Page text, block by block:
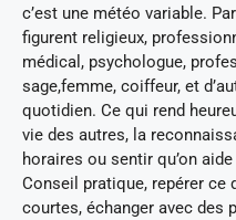
c’est une météo variable.
figurent religieux,
médical, psychologue,
sage,femme, coiffeur, et
quotidien. Ce qui rend
vie des autres, la
horaires ou sentir qu’on
Conseil pratique, repérer
courtes, échanger avec des